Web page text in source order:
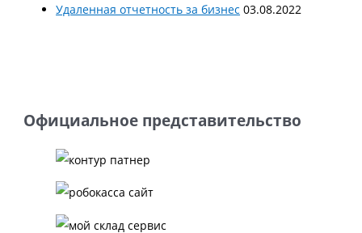
Удаленная отчетность за бизнес 03.08.2022
Официальное представительство